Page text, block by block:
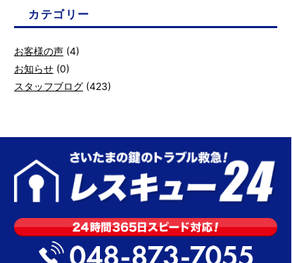
カテゴリー
お客様の声 (4)
お知らせ (0)
スタッフブログ (423)